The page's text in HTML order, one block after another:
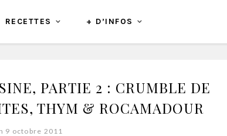
RECETTES + D’INFOS
PARTIE 2 : CRUMBLE DE
THYM & ROCAMADOUR
9 octobre 2011